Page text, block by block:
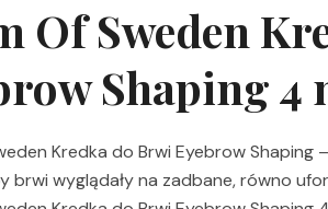
Of Sweden
Shaping 4
Kredka do Brwi Eyebrow
brwi wyglądały na zadbane, równo